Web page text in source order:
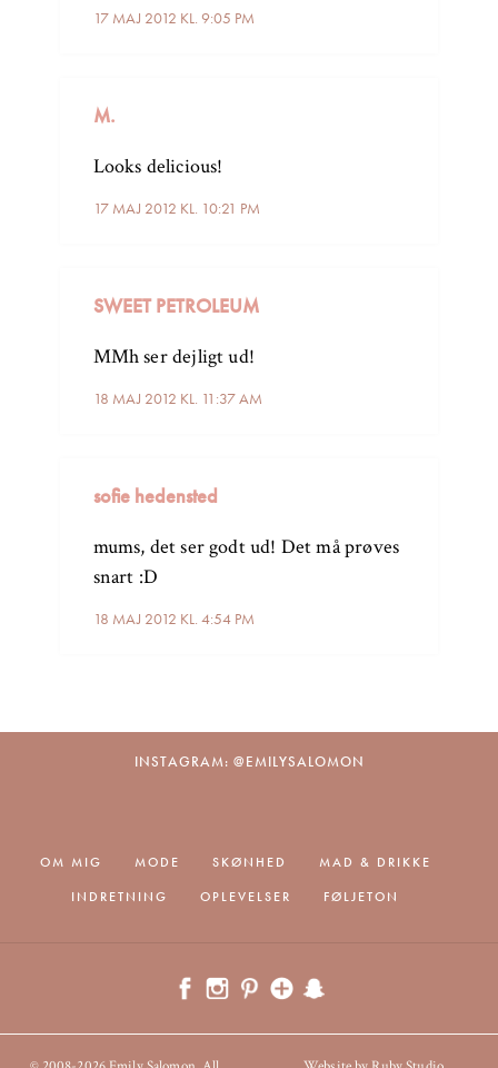
17 MAJ 2012 KL. 9:05 PM
M.
17 MAJ 2012 KL. 10:21 PM
Looks delicious!
SWEET PETROLEUM
18 MAJ 2012 KL. 11:37 AM
MMh ser dejligt ud!
sofie hedensted
18 MAJ 2012 KL. 4:54 PM
mums, det ser godt ud! Det må prøves
snart :D
INSTAGRAM: @EMILYSALOMON
OM MIG MODE SKØNHED
MAD & DRIKKE
INDRETNING
OPLEVELSER FØLJETON